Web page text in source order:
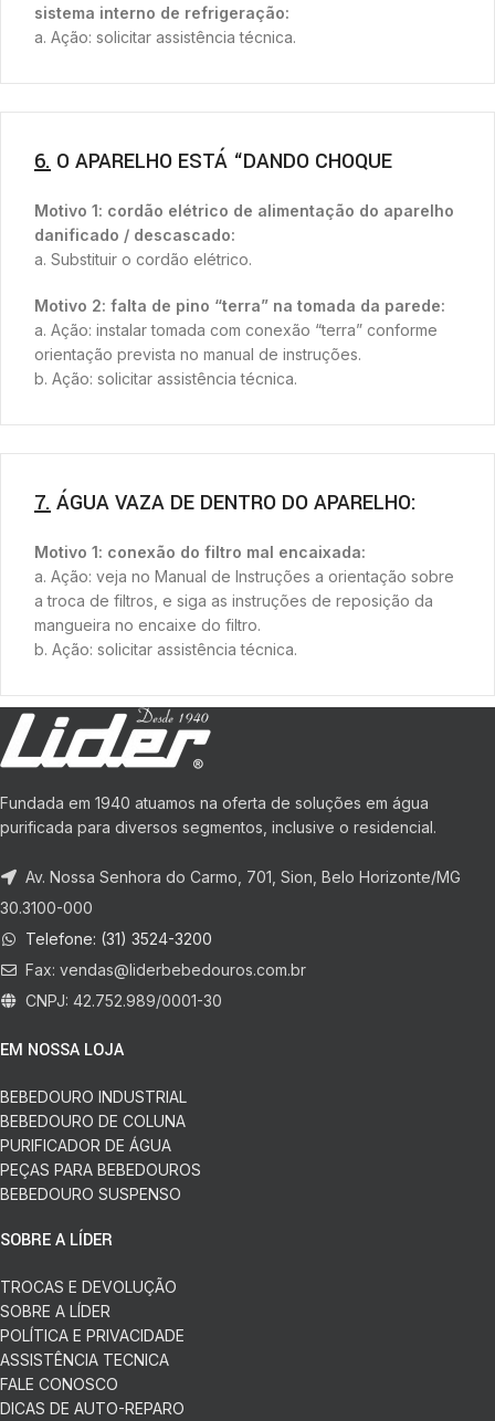
sistema interno de refrigeração:
a. Ação: solicitar assistência técnica.
6. O APARELHO ESTÁ “DANDO CHOQUE
Motivo 1: cordão elétrico de alimentação do aparelho
danificado / descascado:
a. Substituir o cordão elétrico.
Motivo 2: falta de pino “terra” na tomada da parede:
a. Ação: instalar tomada com conexão “terra” conforme
orientação prevista no manual de instruções.
b. Ação: solicitar assistência técnica.
7. ÁGUA VAZA DE DENTRO DO APARELHO:
Motivo 1: conexão do filtro mal encaixada:
a. Ação: veja no Manual de Instruções a orientação sobre
a troca de filtros, e siga as instruções de reposição da
mangueira no encaixe do filtro.
b. Ação: solicitar assistência técnica.
Fundada em 1940 atuamos na oferta de soluções em água
purificada para diversos segmentos, inclusive o residencial.
Av. Nossa Senhora do Carmo, 701, Sion, Belo Horizonte/MG
30.3100-000
Telefone: (31) 3524-3200
Fax: vendas@liderbebedouros.com.br
CNPJ: 42.752.989/0001-30
EM NOSSA LOJA
BEBEDOURO INDUSTRIAL
BEBEDOURO DE COLUNA
PURIFICADOR DE ÁGUA
PEÇAS PARA BEBEDOUROS
BEBEDOURO SUSPENSO
SOBRE A LÍDER
TROCAS E DEVOLUÇÃO
SOBRE A LÍDER
POLÍTICA E PRIVACIDADE
ASSISTÊNCIA TECNICA
FALE CONOSCO
DICAS DE AUTO-REPARO